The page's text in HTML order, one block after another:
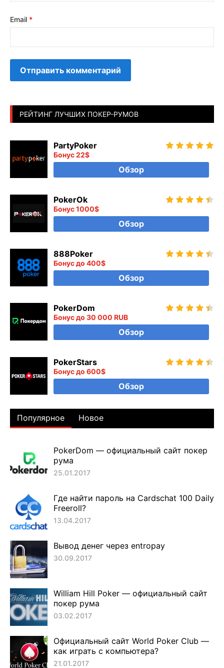
Email *
РЕЙТИНГ ЛУЧШИХ ПОКЕР-РУМОВ
PartyPoker
Бонус 22$
Обзор
PokerOk
Бонус 1000$
Обзор
888Poker
Бонус до 400$
Обзор
PokerDom
Бонус до 30 000 RUB
Обзор
PokerStars
Бонус до 600$
Обзор
Популярное Новое
PokerDom — официальный сайт покер
рума
25.01.2017
Где найти пароль на Cardschat 100 Daily
Freeroll?
13.04.2017
Вывод денег через entropay
30.09.2017
William Hill Poker — официальный сайт
покер рума
03.02.2017
Официальный сайт World Poker Club —
как играть с компьютера?
21.01.2017